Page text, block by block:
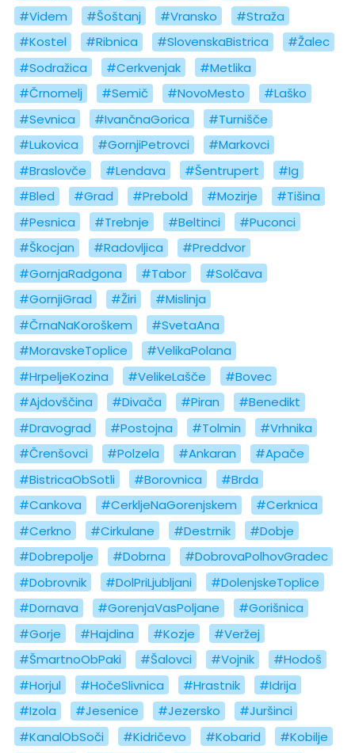
#Videm
#Šoštanj #Vransko
#Straža
#Kostel
#Ribnica #SlovenskaBistrica
#Žalec
#Sodražica
#Cerkvenjak
#Metlika
#Črnomelj
#Semič #NovoMesto
#Laško
#Sevnica
#IvančnaGorica
#Turnišče
#Lukovica
#GornjiPetrovci
#Markovci
#Braslovče
#Lendava #Šentrupert
#Ig
#Bled
#Grad #Prebold #Mozirje
#Tišina
#Pesnica
#Trebnje #Beltinci
#Puconci
#Škocjan
#Radovljica
#Preddvor
#GornjaRadgona
#Tabor
#Solčava
#GornjiGrad
#Žiri
#Mislinja
#ČrnaNaKoroškem
#SvetaAna
#MoravskeToplice
#VelikaPolana
#HrpeljeKozina
#VelikeLašče
#Bovec
#Ajdovščina
#Divača #Piran
#Benedikt
#Dravograd
#Postojna #Tolmin
#Vrhnika
#Črenšovci
#Polzela #Ankaran
#Apače
#BistricaObSotli
#Borovnica
#Brda
#Cankova
#CerkljeNaGorenjskem
#Cerknica
#Cerkno
#Cirkulane #Destrnik
#Dobje
#Dobrepolje
#Dobrna
#DobrovaPolhovGradec
#Dobrovnik
#DolPriLjubljani
#DolenjskeToplice
#Dornava
#GorenjaVasPoljane
#Gorišnica
#Gorje
#Hajdina #Kozje
#Veržej
#ŠmartnoObPaki
#Šalovci #Vojnik
#Hodoš
#Horjul
#HočeSlivnica #Hrastnik
#Idrija
#Izola
#Jesenice #Jezersko
#Juršinci
#KanalObSoči
#Kidričevo #Kobarid
#Kobilje